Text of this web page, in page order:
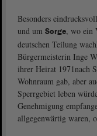
Besonders
und um Sorge, wo ein
deutschen Teilung
Bürgermeisterin Inge
ihrer Heirat 1971nach
Wohnraum gab, aber
Sperrgebiet leben
Genehmigung
allgegenwärtig waren,